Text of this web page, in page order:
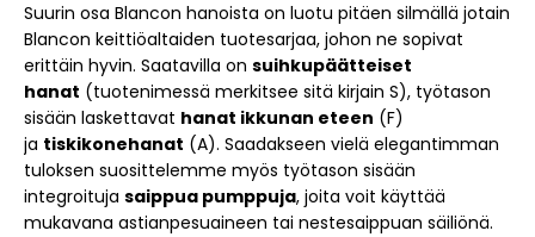
Suurin osa Blancon hanoista on luotu pitäen silmällä jotain
Blancon keittiöaltaiden tuotesarjaa, johon ne sopivat
erittäin hyvin. Saatavilla on suihkupäätteiset
hanat (tuotenimessä merkitsee sitä kirjain S), työtason
sisään laskettavat hanat ikkunan eteen (F)
ja tiskikonehanat (A). Saadakseen vielä elegantimman
tuloksen suosittelemme myös työtason sisään
integroituja saippua pumppuja, joita voit käyttää
mukavana astianpesuaineen tai nestesaippuan säiliönä.